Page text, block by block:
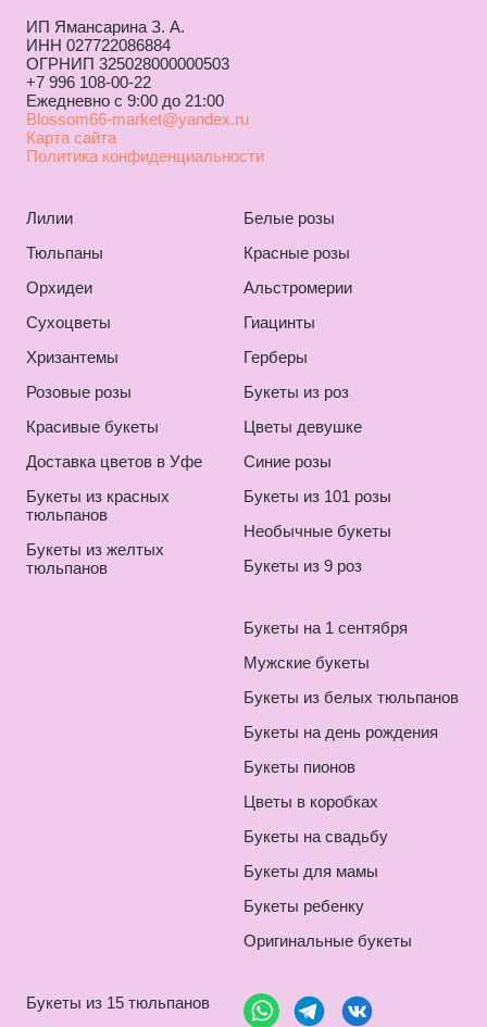
ИП Ямансарина З. А.
ИНН 027722086884
ОГРНИП 325028000000503
+7 996 108-00-22
Ежедневно с 9:00 до 21:00
Blossom66-market@yandex.ru
Карта сайта
Политика конфиденциальности
Лилии
Тюльпаны
Орхидеи
Сухоцветы
Хризантемы
Розовые розы
Красивые букеты
Доставка цветов в Уфе
Букеты из красных
тюльпанов
Букеты из желтых
тюльпанов
Белые розы
Красные розы
Альстромерии
Гиацинты
Герберы
Букеты из роз
Цветы девушке
Синие розы
Букеты из 101 розы
Необычные букеты
Букеты из 9 роз
Букеты на 1 сентября
Мужские букеты
Букеты из белых тюльпанов
Букеты на день рождения
Букеты пионов
Цветы в коробках
Букеты на свадьбу
Букеты для мамы
Букеты ребенку
Оригинальные букеты
Букеты из 15 тюльпанов